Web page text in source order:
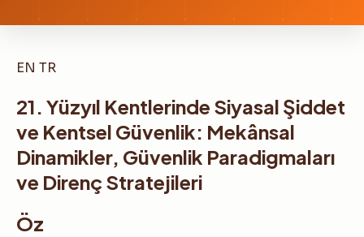
EN TR
21. Yüzyıl Kentlerinde Siyasal Şiddet
ve Kentsel Güvenlik: Mekânsal
Dinamikler, Güvenlik Paradigmaları
ve Direnç Stratejileri
Öz